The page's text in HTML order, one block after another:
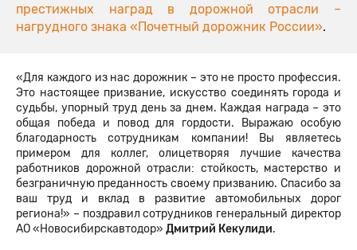
престижных наград в дорожной отрасли –
нагрудного знака «Почетный дорожник России».
«Для каждого из нас дорожник – это не просто профессия.
Это настоящее призвание, искусство соединять города и
судьбы, упорный труд день за днем. Каждая награда – это
общая победа и повод для гордости. Выражаю особую
благодарность сотрудникам компании! Вы являетесь
примером для коллег, олицетворяя лучшие качества
работников дорожной отрасли: стойкость, мастерство и
безграничную преданность своему призванию. Спасибо за
ваш труд и вклад в развитие автомобильных дорог
региона!» – поздравил сотрудников генеральный директор
АО «Новосибирскавтодор» Дмитрий Кекулиди.